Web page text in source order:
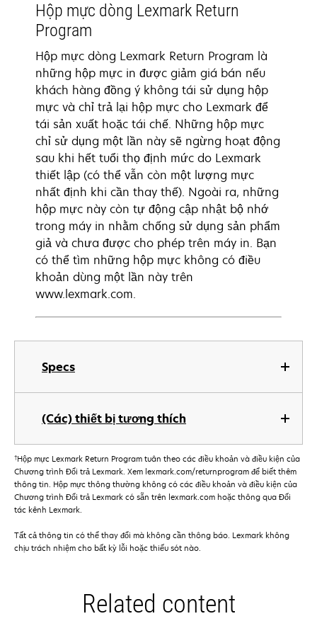
Specs
(Các) thiết bị tương thích
Hộp mực dòng Lexmark Return
Program
Hộp mực dòng Lexmark Return Program là
những hộp mực in được giảm giá bán nếu
khách hàng đồng ý không tái sử dụng hộp
mực và chỉ trả lại hộp mực cho Lexmark để
tái sản xuất hoặc tái chế. Những hộp mực
chỉ sử dụng một lần này sẽ ngừng hoạt động
sau khi hết tuổi thọ định mức do Lexmark
thiết lập (có thể vẫn còn một lượng mực
nhất định khi cần thay thế). Ngoài ra, những
hộp mực này còn tự động cập nhật bộ nhớ
trong máy in nhằm chống sử dụng sản phẩm
giả và chưa được cho phép trên máy in. Bạn
có thể tìm những hộp mực không có điều
khoản dùng một lần này trên
www.lexmark.com.
†Hộp mực Lexmark Return Program tuân theo các điều khoản và điều kiện của
Chương trình Đổi trả Lexmark. Xem lexmark.com/returnprogram để biết thêm
thông tin. Hộp mực thông thường không có các điều khoản và điều kiện của
Chương trình Đổi trả Lexmark có sẵn trên lexmark.com hoặc thông qua Đối
tác kênh Lexmark.
Tất cả thông tin có thể thay đổi mà không cần thông báo. Lexmark không
chịu trách nhiệm cho bất kỳ lỗi hoặc thiếu sót nào.
Related content